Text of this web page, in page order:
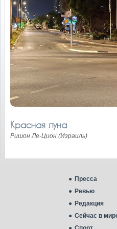
Красная луна
Ришон Ле-Цион (Израиль)
Пресса
Ревью
Редакция
Сейчас в